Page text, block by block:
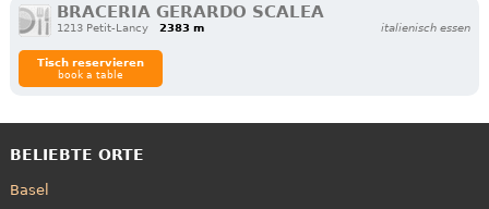
BRACERIA GERARDO SCALEA
1213 Petit-Lancy 2383 m italienisch essen
Tisch reservieren
book a table
BELIEBTE ORTE
Basel